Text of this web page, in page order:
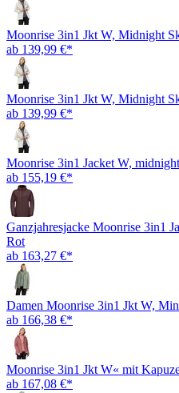
Moonrise 3in1 Jkt W, Midnight
ab 139,99 €*
Moonrise 3in1 Jkt W, Midnight
ab 139,99 €*
Moonrise 3in1 Jacket W,
ab 155,19 €*
Ganzjahresjacke Moonrise 3in1
Rot
ab 163,27 €*
Damen Moonrise 3in1 Jkt W,
ab 166,38 €*
Moonrise 3in1 Jkt W« mit
ab 167,08 €*